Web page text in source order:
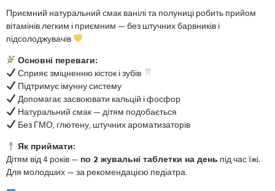
Приємний натуральний смак ванілі та полуниці робить прийом
вітамінів легким і приємним — без штучних барвників і
підсолоджувачів
Основні переваги:
Сприяє зміцненню кісток і зубів
Підтримує імунну систему
Допомагає засвоювати кальцій і фосфор
Натуральний смак — дітям подобається
Без ГМО, глютену, штучних ароматизаторів
Як приймати:
Дітям від 4 років — по 2 жувальні таблетки на день під час їжі.
Для молодших — за рекомендацією педіатра.